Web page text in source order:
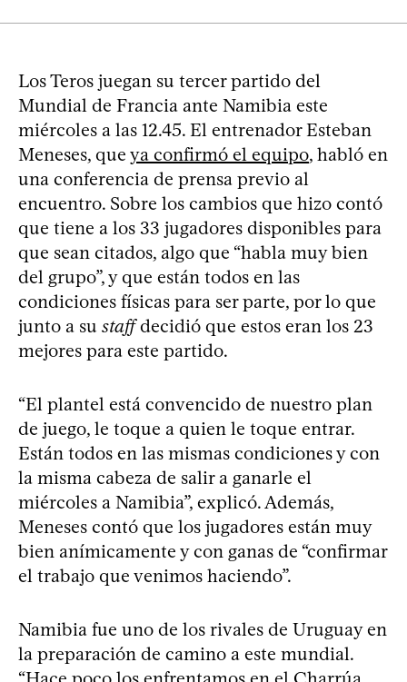
Los Teros juegan su tercer partido del
Mundial de Francia ante Namibia este
miércoles a las 12.45. El entrenador Esteban
Meneses, que ya confirmó el equipo, habló en
una conferencia de prensa previo al
encuentro. Sobre los cambios que hizo contó
que tiene a los 33 jugadores disponibles para
que sean citados, algo que “habla muy bien
del grupo”, y que están todos en las
condiciones físicas para ser parte, por lo que
junto a su staffdecidió que estos eran los 23
mejores para este partido.
“El plantel está convencido de nuestro plan
de juego, le toque a quien le toque entrar.
Están todos en las mismas condiciones y con
la misma cabeza de salir a ganarle el
miércoles a Namibia”, explicó. Además,
Meneses contó que los jugadores están muy
bien anímicamente y con ganas de “confirmar
el trabajo que venimos haciendo”.
Namibia fue uno de los rivales de Uruguay en
la preparación de camino a este mundial.